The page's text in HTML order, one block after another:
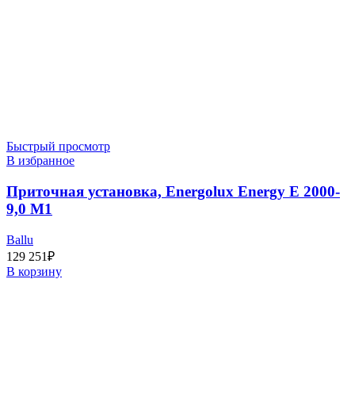
Быстрый просмотр
В избранное
Приточная установка, Energolux Energy E 2000-
9,0 M1
Ballu
129 251₽
В корзину